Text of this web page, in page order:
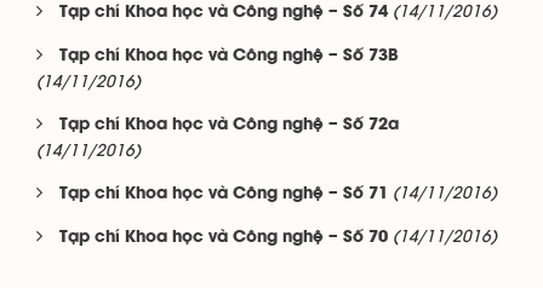
Tạp chí Khoa học và Công nghệ – Số 74 (14/11/2016)
Tạp chí Khoa học và Công nghệ – Số 73B
(14/11/2016)
Tạp chí Khoa học và Công nghệ – Số 72a
(14/11/2016)
Tạp chí Khoa học và Công nghệ – Số 71 (14/11/2016)
Tạp chí Khoa học và Công nghệ – Số 70 (14/11/2016)